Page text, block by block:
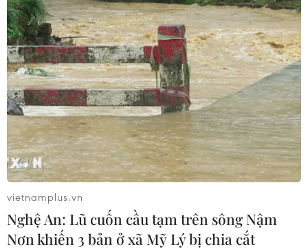
Tây Ninh cảnh báo giả mạo cơ quan
đăng ký kinh doanh để lừa đảo
doanh nghiệp
07/08/2026 08:38
Tiến "Bịp" hầu tòa trong vụ
án tổ chức sử dụng trái phép chất ma
túy
vietnamplus.vn
Nghệ An: Lũ cuốn cầu tạm trên sông Nậm
Nơn khiến 3 bản ở xã Mỹ Lý bị chia cắt